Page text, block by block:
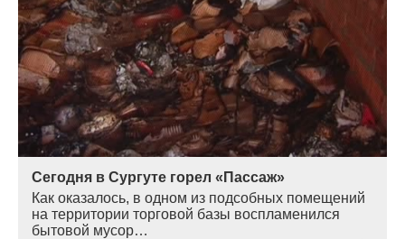
Сегодня в Сургуте горел «Пассаж»
Как оказалось, в одном из подсобных помещений
на территории торговой базы воспламенился
бытовой мусор…